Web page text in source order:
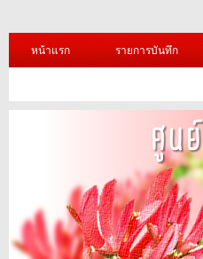
หน้าแรก รายการบันทึก